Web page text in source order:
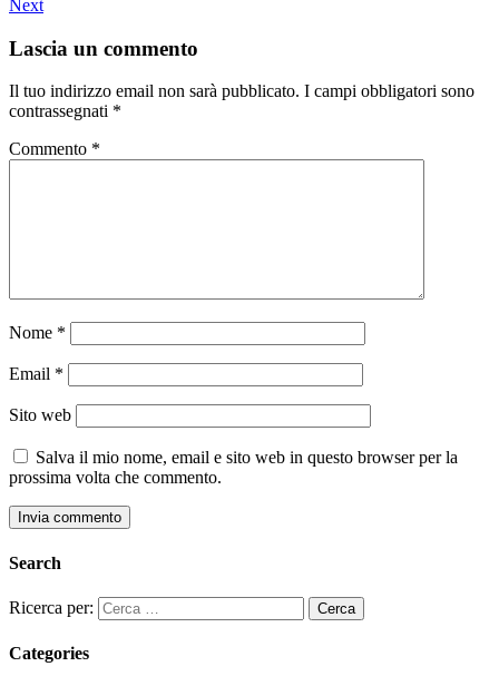
Next
Lascia un commento
Il tuo indirizzo email non sarà pubblicato. I campi obbligatori sono
contrassegnati *
Commento *
Nome *
Email *
Sito web
Salva il mio nome, email e sito web in questo browser per la
prossima volta che commento.
Search
Ricerca per:
Categories